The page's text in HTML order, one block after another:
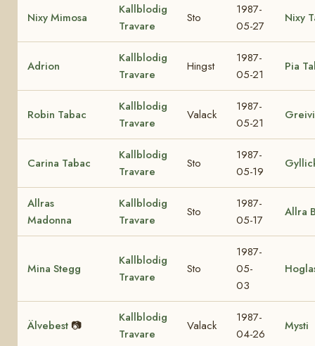
Nixy Mimosa
Kallblodig
Travare
Sto
1987-
05-27
Nixy
Adrion
Kallblodig
Travare
Hingst
1987-
05-21
Pia
Robin Tabac
Kallblodig
Travare
Valack
1987-
05-21
Carina Tabac
Kallblodig
Travare
Sto
1987-
05-19
Allras
Madonna
Kallblodig
Travare
Sto
1987-
05-17
Allra
Mina Stegg
Kallblodig
Travare
Sto
1987-
05-
03
Älvebest 📷
Kallblodig
Travare
Valack
1987-
04-26
Mysti